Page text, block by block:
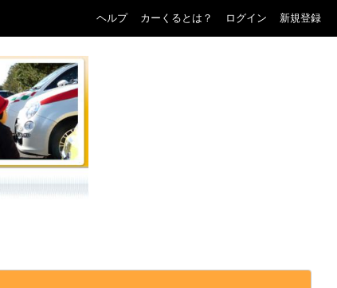
ヘルプ カーくるとは？ ログイン 新規登録